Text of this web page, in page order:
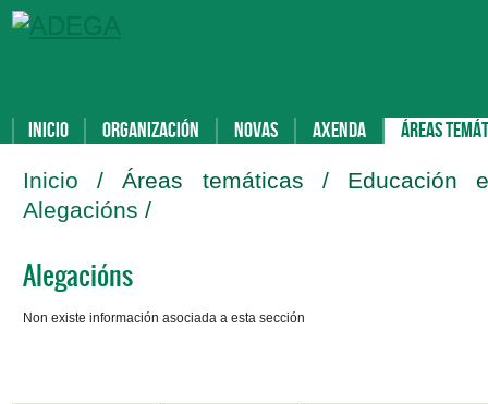
Inicio Organización Novas Axenda Áreas
Inicio / Áreas temáticas / Educación
Alegacións /
Alegacións
Non existe información asociada a esta sección